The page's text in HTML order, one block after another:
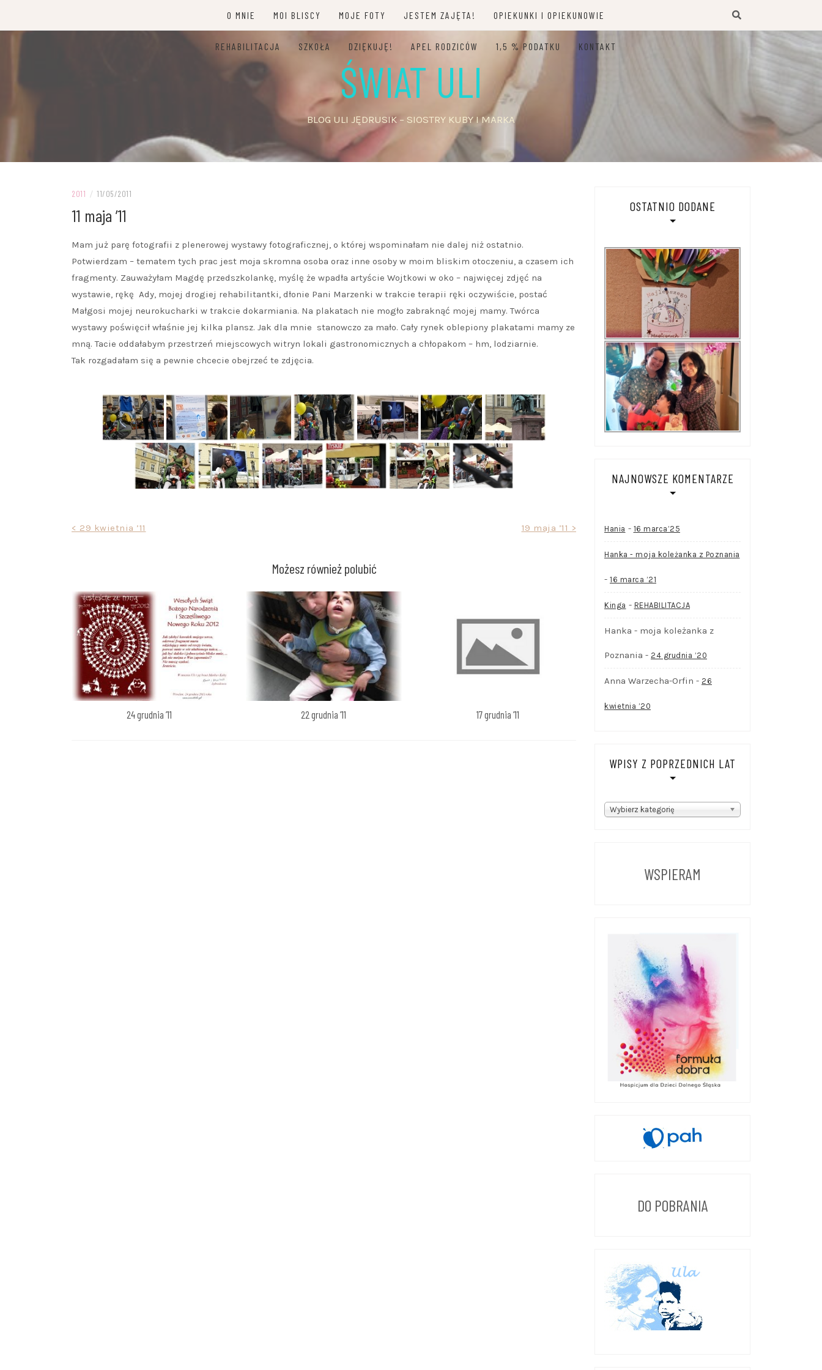
O MNIE MOI BLISCY MOJE FOTY JESTEM ZAJĘTA! OPIEKUNKI I OPIEKUNOWIE
REHABILITACJA SZKOŁA DZIĘKUJĘ! APEL RODZICÓW 1,5 % PODATKU KONTAKT
ŚWIAT ULI
BLOG ULI JĘDRUSIK – SIOSTRY KUBY I MARKA
2011 / 11/05/2011
11 maja ’11
Mam już parę fotografii z plenerowej wystawy fotograficznej, o której wspominałam nie dalej niż ostatnio.
Potwierdzam – tematem tych prac jest moja skromna osoba oraz inne osoby w moim bliskim otoczeniu, a czasem ich
fragmenty. Zauważyłam Magdę przedszkolankę, myślę że wpadła artyście Wojtkowi w oko – najwięcej zdjęć na
wystawie, rękę Ady, mojej drogiej rehabilitantki, dłonie Pani Marzenki w trakcie terapii ręki oczywiście, postać
Małgosi mojej neurokucharki w trakcie dokarmiania. Na plakatach nie mogło zabraknąć mojej mamy. Twórca
wystawy poświęcił właśnie jej kilka plansz. Jak dla mnie stanowczo za mało. Cały rynek oblepiony plakatami mamy ze
mną. Tacie oddałabym przestrzeń miejscowych witryn lokali gastronomicznych a chłopakom – hm, lodziarnie.
Tak rozgadałam się a pewnie chcecie obejrzeć te zdjęcia.
Nawigacja
< 29 kwietnia ’11 19 maja ’11 >
Możesz również polubić
24 grudnia ’11 22 grudnia ’11 17 grudnia ’11
OSTATNIO DODANE
NAJNOWSZE KOMENTARZE
Hania - 16 marca’25
Hanka - moja koleżanka z Poznania
- 16 marca ’21
Kinga - REHABILITACJA
Hanka - moja koleżanka z
Poznania - 24 grudnia ’20
Anna Warzecha-Orfin - 26
kwietnia ’20
WPISY Z POPRZEDNICH LAT
WPISYWybierz kategorię
WSPIERAM
DO POBRANIA